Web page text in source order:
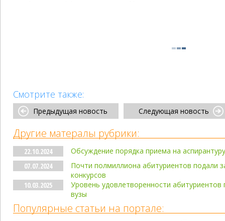
Смотрите также:
Предыдущая новость Следующая новость
Другие матералы рубрики:
22.10.2024
Обсуждение порядка приема на
07.07.2024
Почти полмиллиона абитуриентов подали
конкурсов
10.03.2025
Уровень удовлетворенности
вузы
Популярные статьи на портале: